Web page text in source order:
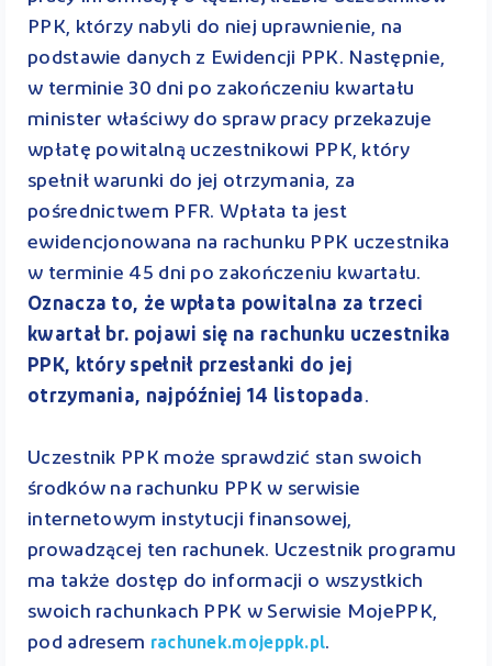
PPK, którzy nabyli do niej uprawnienie, na
podstawie danych z Ewidencji PPK. Następnie,
w terminie 30 dni po zakończeniu kwartału
minister właściwy do spraw pracy przekazuje
wpłatę powitalną uczestnikowi PPK, który
spełnił warunki do jej otrzymania, za
pośrednictwem PFR. Wpłata ta jest
ewidencjonowana na rachunku PPK uczestnika
w terminie 45 dni po zakończeniu kwartału.
Oznacza to, że wpłata powitalna za trzeci
kwartał br. pojawi się na rachunku uczestnika
PPK, który spełnił przesłanki do jej
otrzymania, najpóźniej 14 listopada.
Uczestnik PPK może sprawdzić stan swoich
środków na rachunku PPK w serwisie
internetowym instytucji finansowej,
prowadzącej ten rachunek. Uczestnik programu
ma także dostęp do informacji o wszystkich
swoich rachunkach PPK w Serwisie MojePPK,
pod adresem rachunek.mojeppk.pl.